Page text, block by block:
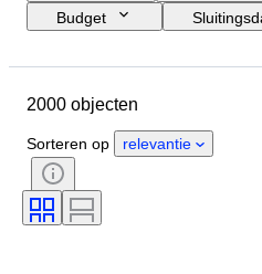
Budget
Land van herkomst
Geslacht
Conditie
Certificaat
Handtekening
Horloge uurwerk
2000 objecten
Sorteren op relevantie